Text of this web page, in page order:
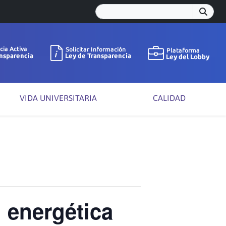
VIDA UNIVERSITARIA CALIDAD